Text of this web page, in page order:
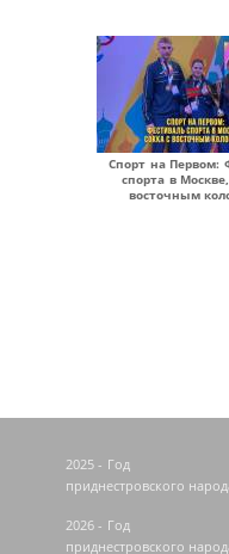
Спорт на Первом:
спорта в
восточным
2025 - Год
приднестровского
2026 - Год
приднестровского